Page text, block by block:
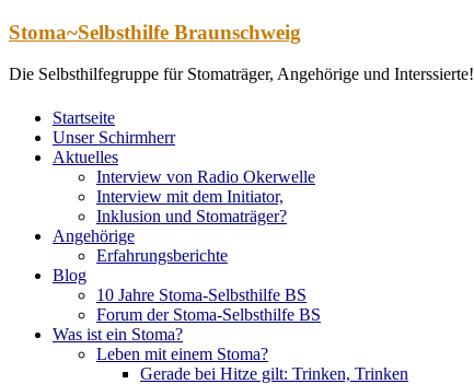
Zum
springen
Stoma~Selbsthilfe Braunschweig
Die Selbsthilfegruppe für Stomaträger, Angehörige und Interssierte!
Startseite
Unser Schirmherr
Aktuelles
Interview von Radio Okerwelle
Interview mit dem Initiator,
Inklusion und Stomaträger?
Angehörige
Erfahrungsberichte
Blog
10 Jahre Stoma-Selbsthilfe BS
Forum der Stoma-Selbsthilfe BS
Was ist ein Stoma?
Leben mit einem Stoma?
Gerade bei Hitze gilt: Trinken, Trinken